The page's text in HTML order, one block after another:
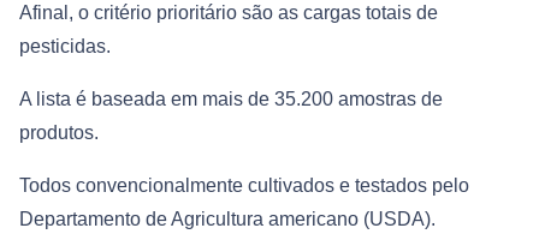
Afinal, o critério prioritário são as cargas totais de
pesticidas.
A lista é baseada em mais de 35.200 amostras de
produtos.
Todos convencionalmente cultivados e testados pelo
Departamento de Agricultura americano (USDA).